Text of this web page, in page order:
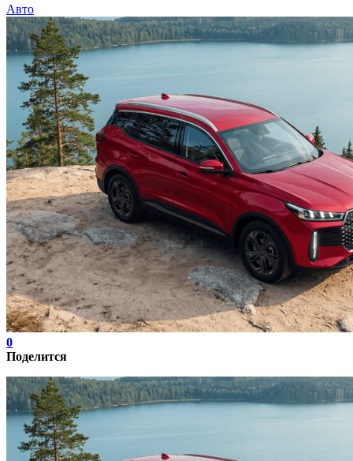
Авто
0
Поделится